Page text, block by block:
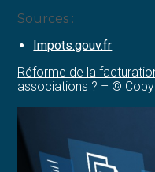
Sources :
Impots.gouv.fr
Réforme de la
associations ? – ©